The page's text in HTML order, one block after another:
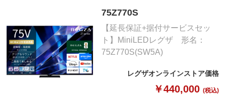
75Z770S
【延長保証+据付サービスセッ
ト】MiniLEDレグザ 形名：
75Z770S(SW5A)
レグザオンラインストア価格
￥440,000 (税込)